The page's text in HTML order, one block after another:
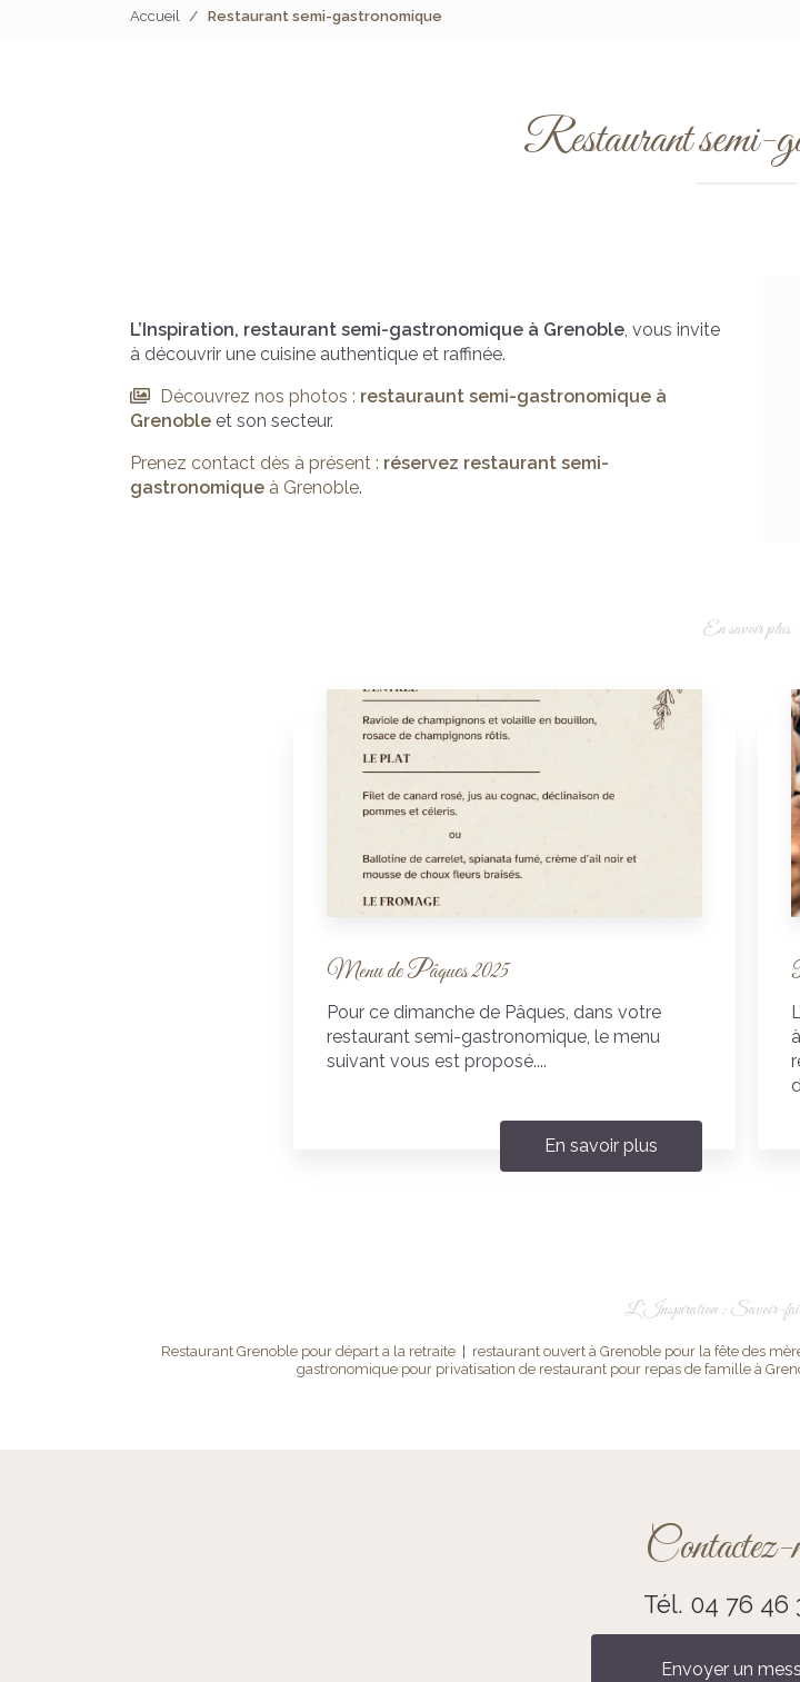
Accueil Restaurant semi-gastronomique
Restaurant semi-
L’Inspiration, restaurant semi-gastronomique à Grenoble, vous invite
à découvrir une cuisine authentique et raffinée.
Découvrez nos photos : restauraunt semi-gastronomiqueà
Grenoble et son secteur.
Prenez contact dès à présent : réservez restaurant semi-
gastronomique à Grenoble.
En savoir plus
Menu de Pâques 2025
Pour ce dimanche de Pâques, dans votre
restaurant semi-gastronomique, le menu
suivant vous est proposé....
En savoir plus
L’Inspiration : Savoir-
Restaurant Grenoble pour départ a la retraite| restaurant ouvert à Grenoble pour la fête des
gastronomique pour privatisation de restaurant pour repas de famille à
Contactez-
Tél. 04 76 46
Envoyer un